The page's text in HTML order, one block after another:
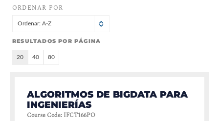
ORDENAR POR
Ordenar: A-Z
RESULTADOS POR PÁGINA
20 40 80
ALGORITMOS DE BIGDATA PARA
INGENIERÍAS
Course Code: IFCT166PO